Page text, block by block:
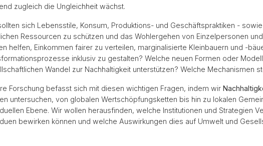
zugleich die Ungleichheit wächst.
sich Lebensstile, Konsum, Produktions- und Geschäftspraktiken -
Ressourcen zu schützen und das Wohlergehen von Einzelpersonen
helfen, Einkommen fairer zu verteilen, marginalisierte Kleinbauern und -
inklusiv zu gestalten? Welche neuen Formen oder
Wandel zur Nachhaltigkeit unterstützen? Welche Mechanismen
Forschung befasst sich mit diesen wichtigen Fragen, indem wir
untersuchen, von globalen Wertschöpfungsketten bis hin zu lokalen
Ebene. Wir wollen herausfinden, welche Institutionen und Strategien
bewirken können und welche Auswirkungen dies auf Umwelt und